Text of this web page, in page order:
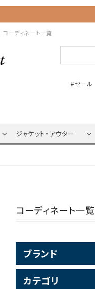
コーディネート一覧
#セール
ジャケット・アウター
コーディネート一覧
ブランド
カテゴリ